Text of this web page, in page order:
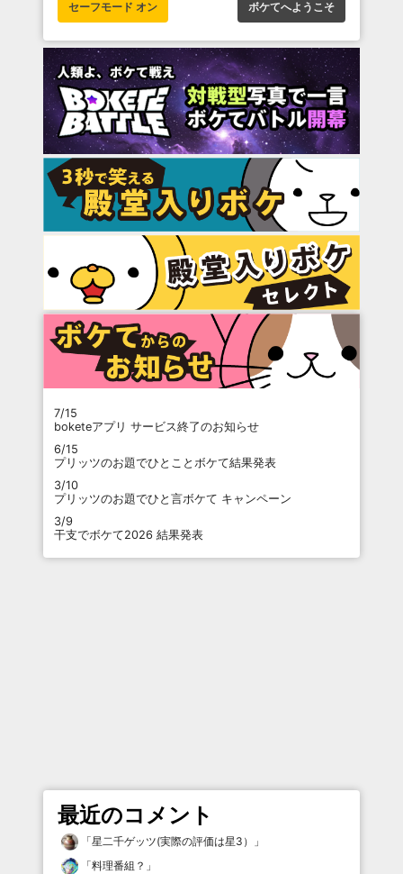
セーフモード オン ボケてへようこそ
7/15
boketeアプリ サービス終了のお知らせ
6/15
プリッツのお題でひとことボケて結果発表
3/10
プリッツのお題でひと言ボケて キャンペーン
3/9
干支でボケて2026 結果発表
最近のコメント
「星二千ゲッツ(実際の評価は星3）
」
「料理番組？ 」